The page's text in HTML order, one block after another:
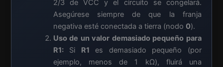
2/3 de VCC y el circuito se congelará.
Asegúrese siempre de que la franja
negativa esté conectada a tierra (nodo 0).
Uso de un valor demasiado pequeño para
R1:Si R1 es demasiado pequeño (por
ejemplo, menos de 1 kΩ), fluirá una